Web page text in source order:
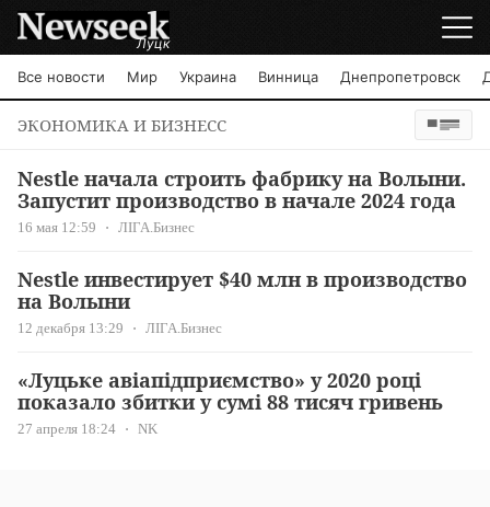
Луцк
Все новости Мир Украина Винница Днепропетровск
ЭКОНОМИКА И БИЗНЕСС
Nestle начала строить фабрику на Волыни.
Запустит производство в начале 2024 года
16 мая 12:59 ЛІГА.Бизнес
Nestle инвестирует $40 млн в производство
на Волыни
12 декабря 13:29 ЛІГА.Бизнес
«Луцьке авіапідприємство» у 2020 році
показало збитки у сумі 88 тисяч гривень
27 апреля 18:24 NK